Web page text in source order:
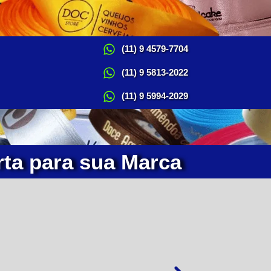
(11) 9 4579-7704
(11) 9 5813-2022
(11) 9 5994-2029
para sua Marca